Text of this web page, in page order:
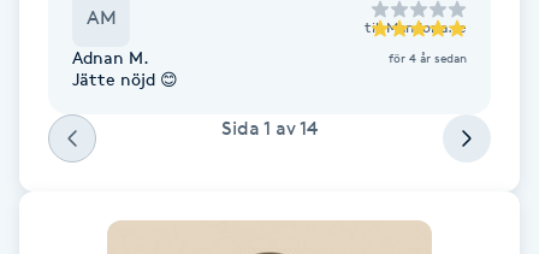
Fransk manikyr
Fransrengöring
Frekvensterapi
AM till Mandorla.se
Adnan M. för 4 år sedan
Jätte nöjd 😊
Sida 1 av14